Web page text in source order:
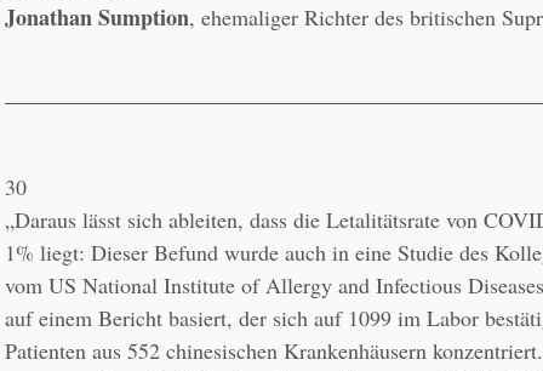
Jonathan Sumption, ehemaliger Richter des britischen
30
„Daraus lässt sich ableiten, dass die Letalitätsrate von
1% liegt: Dieser Befund wurde auch in eine Studie des
vom US National Institute of Allergy and Infectious
auf einem Bericht basiert, der sich auf 1099 im Labor
Patienten aus 552 chinesischen Krankenhäusern